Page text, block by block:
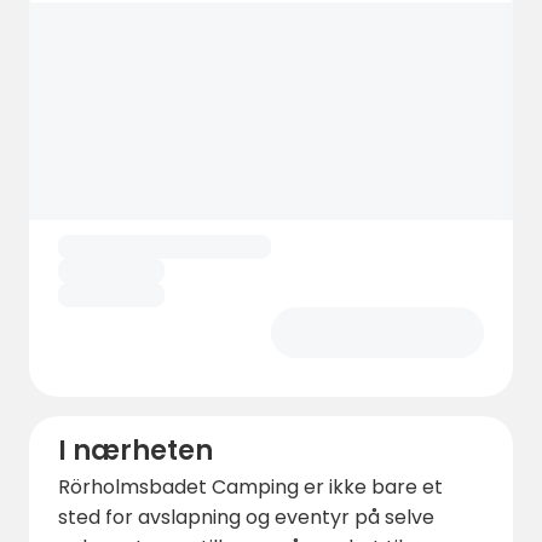
I nærheten
Rörholmsbadet Camping er ikke bare et
sted for avslapning og eventyr på selve